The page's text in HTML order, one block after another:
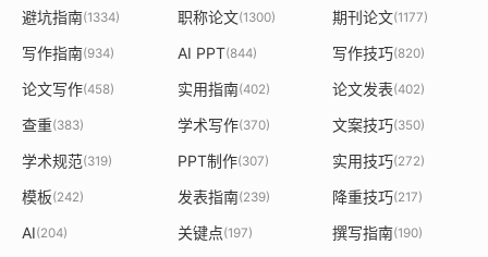
避坑指南(1334) 职称论文(1300) 期刊论文(1177)
写作指南(934) AI PPT(844) 写作技巧(820)
论文写作(458) 实用指南(402) 论文发表(402)
查重(383) 学术写作(370) 文案技巧(350)
学术规范(319) PPT制作(307) 实用技巧(272)
模板(242) 发表指南(239) 降重技巧(217)
AI(204) 关键点(197) 撰写指南(190)